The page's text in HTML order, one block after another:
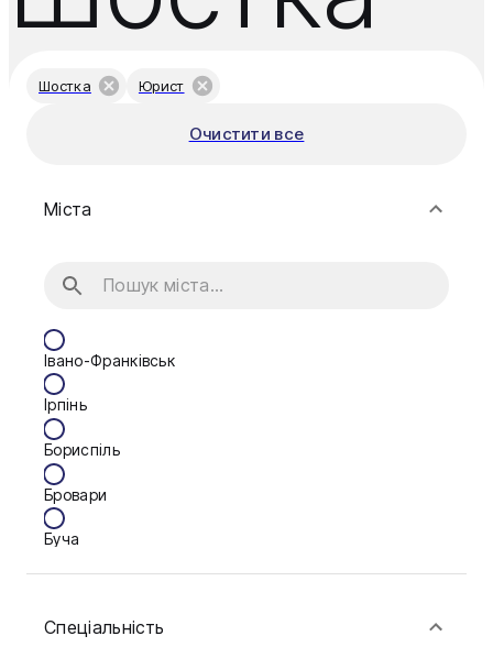
Шостка Юрист
Очистити все
Міста
Івано-Франківськ
Ірпінь
Бориспіль
Бровари
Буча
Васильків
Спеціальність